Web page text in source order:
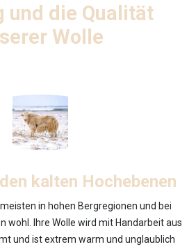
und die Qualität
Wolle
kalten Hochebenen
in hohen Bergregionen und bei
wohl. Ihre Wolle wird mit Handarbeit aus
und ist extrem warm und unglaublich